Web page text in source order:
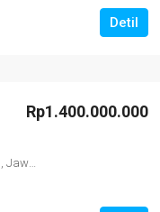
Detil
Rp1.400.000.000
Purwomartani, Kalasan, Sleman, Daerah Istimewa Yogyakarta, Jawa, 55571, Indonesia